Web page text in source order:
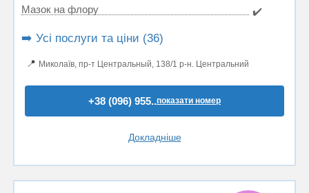
Мазок на флору ✔️
➡️ Усі послуги та ціни (36)
📍 Миколаїв, пр-т Центральный, 138/1 р-н. Центральний
+38 (096) 955..показати номер
Докладніше